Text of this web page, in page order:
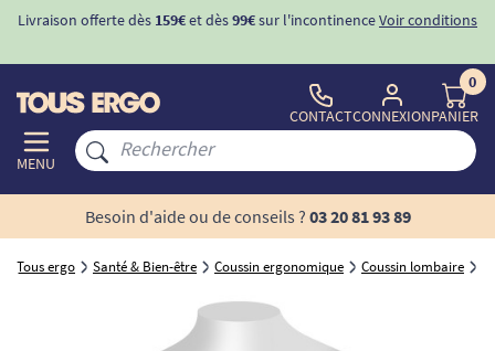
Livraison offerte dès 159€et dès99€sur l'incontinenceVoir conditions
MENU
CONTACTCONNEXION
0
PANIER
Besoin d'aide ou de conseils ? 03 20 81 93 89
Tous ergo Santé & Bien-être Coussin ergonomique Coussin lombaire